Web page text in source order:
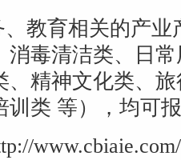
教育相关的产业
消毒清洁类、日
、精神文化类、
训类 等），均可
www.cbiaie.com/